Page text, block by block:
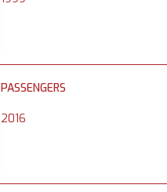
PASSENGERS
2016